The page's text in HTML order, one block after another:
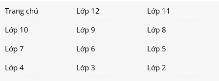
Trang chủ Lớp 12
Lớp 11
Lớp 10
Lớp 9
Lớp 8
Lớp 7
Lớp 6
Lớp 5
Lớp 4
Lớp 3
Lớp 2